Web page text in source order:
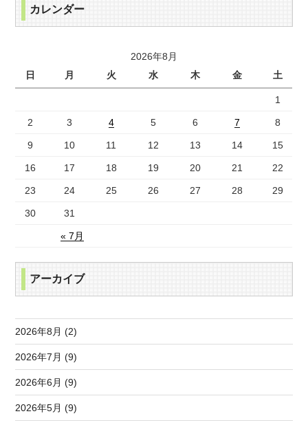
カレンダー
2026年8月
日
月 火 水 木 金 土
« 7月
1
2 3 4 5 6 7 8
9 10 11 12 13 14 15
16 17 18 19 20 21 22
23 24 25 26 27 28 29
30 31
アーカイブ
2026年8月 (2)
2026年7月 (9)
2026年6月 (9)
2026年5月 (9)